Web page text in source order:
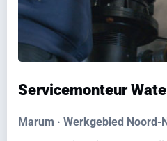
Servicemonteur
Marum · Werkgebied Noord-